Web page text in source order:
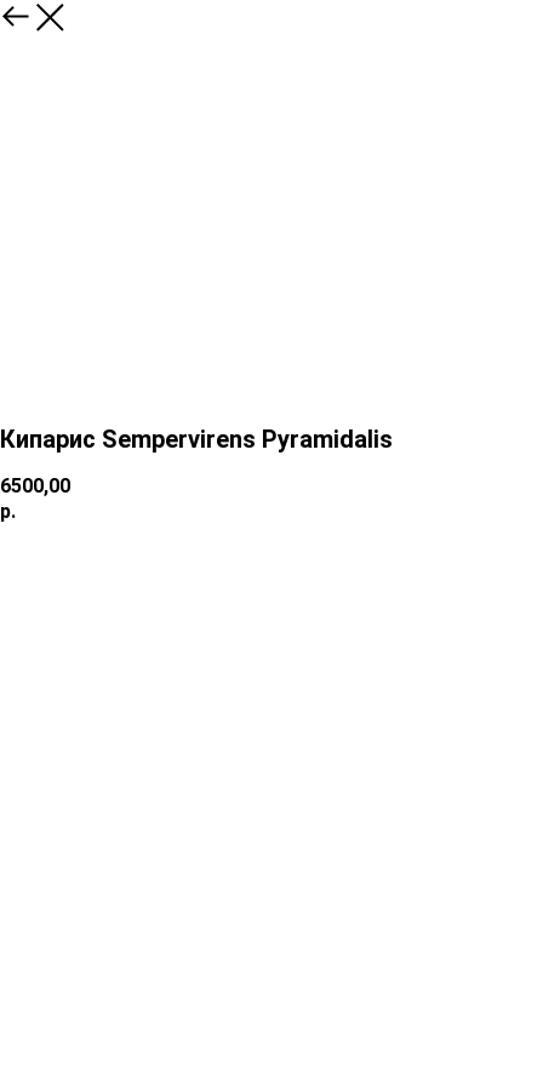
Кипарис Sempervirens Pyramidalis
6500,00
р.